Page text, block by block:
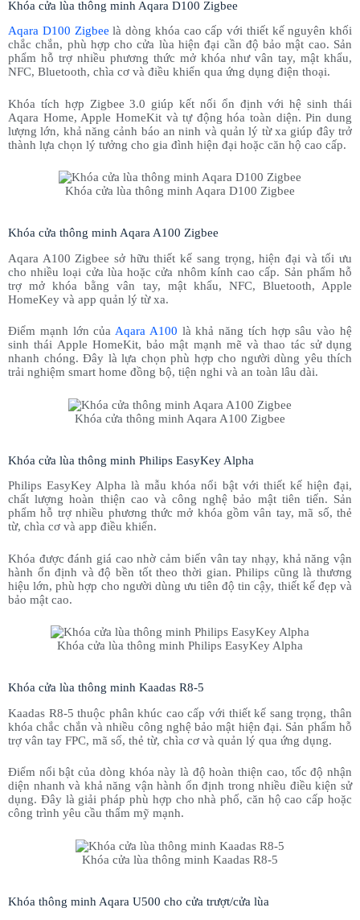
Khóa cửa lùa thông minh Aqara D100 Zigbee
Aqara D100 Zigbee là dòng khóa cao cấp với thiết kế nguyên khối
chắc chắn, phù hợp cho cửa lùa hiện đại cần độ bảo mật cao. Sản
phẩm hỗ trợ nhiều phương thức mở khóa như vân tay, mật khẩu,
NFC, Bluetooth, chìa cơ và điều khiển qua ứng dụng điện thoại.
Khóa tích hợp Zigbee 3.0 giúp kết nối ổn định với hệ sinh thái
Aqara Home, Apple HomeKit và tự động hóa toàn diện. Pin dung
lượng lớn, khả năng cảnh báo an ninh và quản lý từ xa giúp đây trở
thành lựa chọn lý tưởng cho gia đình hiện đại hoặc căn hộ cao cấp.
Khóa cửa lùa thông minh Aqara D100 Zigbee
Khóa cửa thông minh Aqara A100 Zigbee
Aqara A100 Zigbee sở hữu thiết kế sang trọng, hiện đại và tối ưu
cho nhiều loại cửa lùa hoặc cửa nhôm kính cao cấp. Sản phẩm hỗ
trợ mở khóa bằng vân tay, mật khẩu, NFC, Bluetooth, Apple
HomeKey và app quản lý từ xa.
Điểm mạnh lớn củaAqara A100 là khả năng tích hợp sâu vào hệ
sinh thái Apple HomeKit, bảo mật mạnh mẽ và thao tác sử dụng
nhanh chóng. Đây là lựa chọn phù hợp cho người dùng yêu thích
trải nghiệm smart home đồng bộ, tiện nghi và an toàn lâu dài.
Khóa cửa thông minh Aqara A100 Zigbee
Khóa cửa lùa thông minh Philips EasyKey Alpha
Philips EasyKey Alpha là mẫu khóa nổi bật với thiết kế hiện đại,
chất lượng hoàn thiện cao và công nghệ bảo mật tiên tiến. Sản
phẩm hỗ trợ nhiều phương thức mở khóa gồm vân tay, mã số, thẻ
từ, chìa cơ và app điều khiển.
Khóa được đánh giá cao nhờ cảm biến vân tay nhạy, khả năng vận
hành ổn định và độ bền tốt theo thời gian. Philips cũng là thương
hiệu lớn, phù hợp cho người dùng ưu tiên độ tin cậy, thiết kế đẹp và
bảo mật cao.
Khóa cửa lùa thông minh Philips EasyKey Alpha
Khóa cửa lùa thông minh Kaadas R8-5
Kaadas R8-5 thuộc phân khúc cao cấp với thiết kế sang trọng, thân
khóa chắc chắn và nhiều công nghệ bảo mật hiện đại. Sản phẩm hỗ
trợ vân tay FPC, mã số, thẻ từ, chìa cơ và quản lý qua ứng dụng.
Điểm nổi bật của dòng khóa này là độ hoàn thiện cao, tốc độ nhận
diện nhanh và khả năng vận hành ổn định trong nhiều điều kiện sử
dụng. Đây là giải pháp phù hợp cho nhà phố, căn hộ cao cấp hoặc
công trình yêu cầu thẩm mỹ mạnh.
Khóa cửa lùa thông minh Kaadas R8-5
Khóa thông minh Aqara U500 cho cửa trượt/cửa lùa